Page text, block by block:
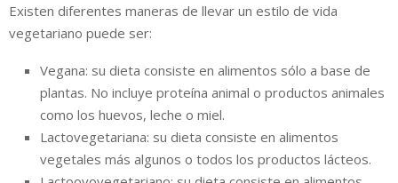
Existen diferentes maneras de llevar un estilo de vida
vegetariano puede ser:
Vegana: su dieta consiste en alimentos sólo a base de
plantas. No incluye proteína animal o productos animales
como los huevos, leche o miel.
Lactovegetariana: su dieta consiste en alimentos
vegetales más algunos o todos los productos lácteos.